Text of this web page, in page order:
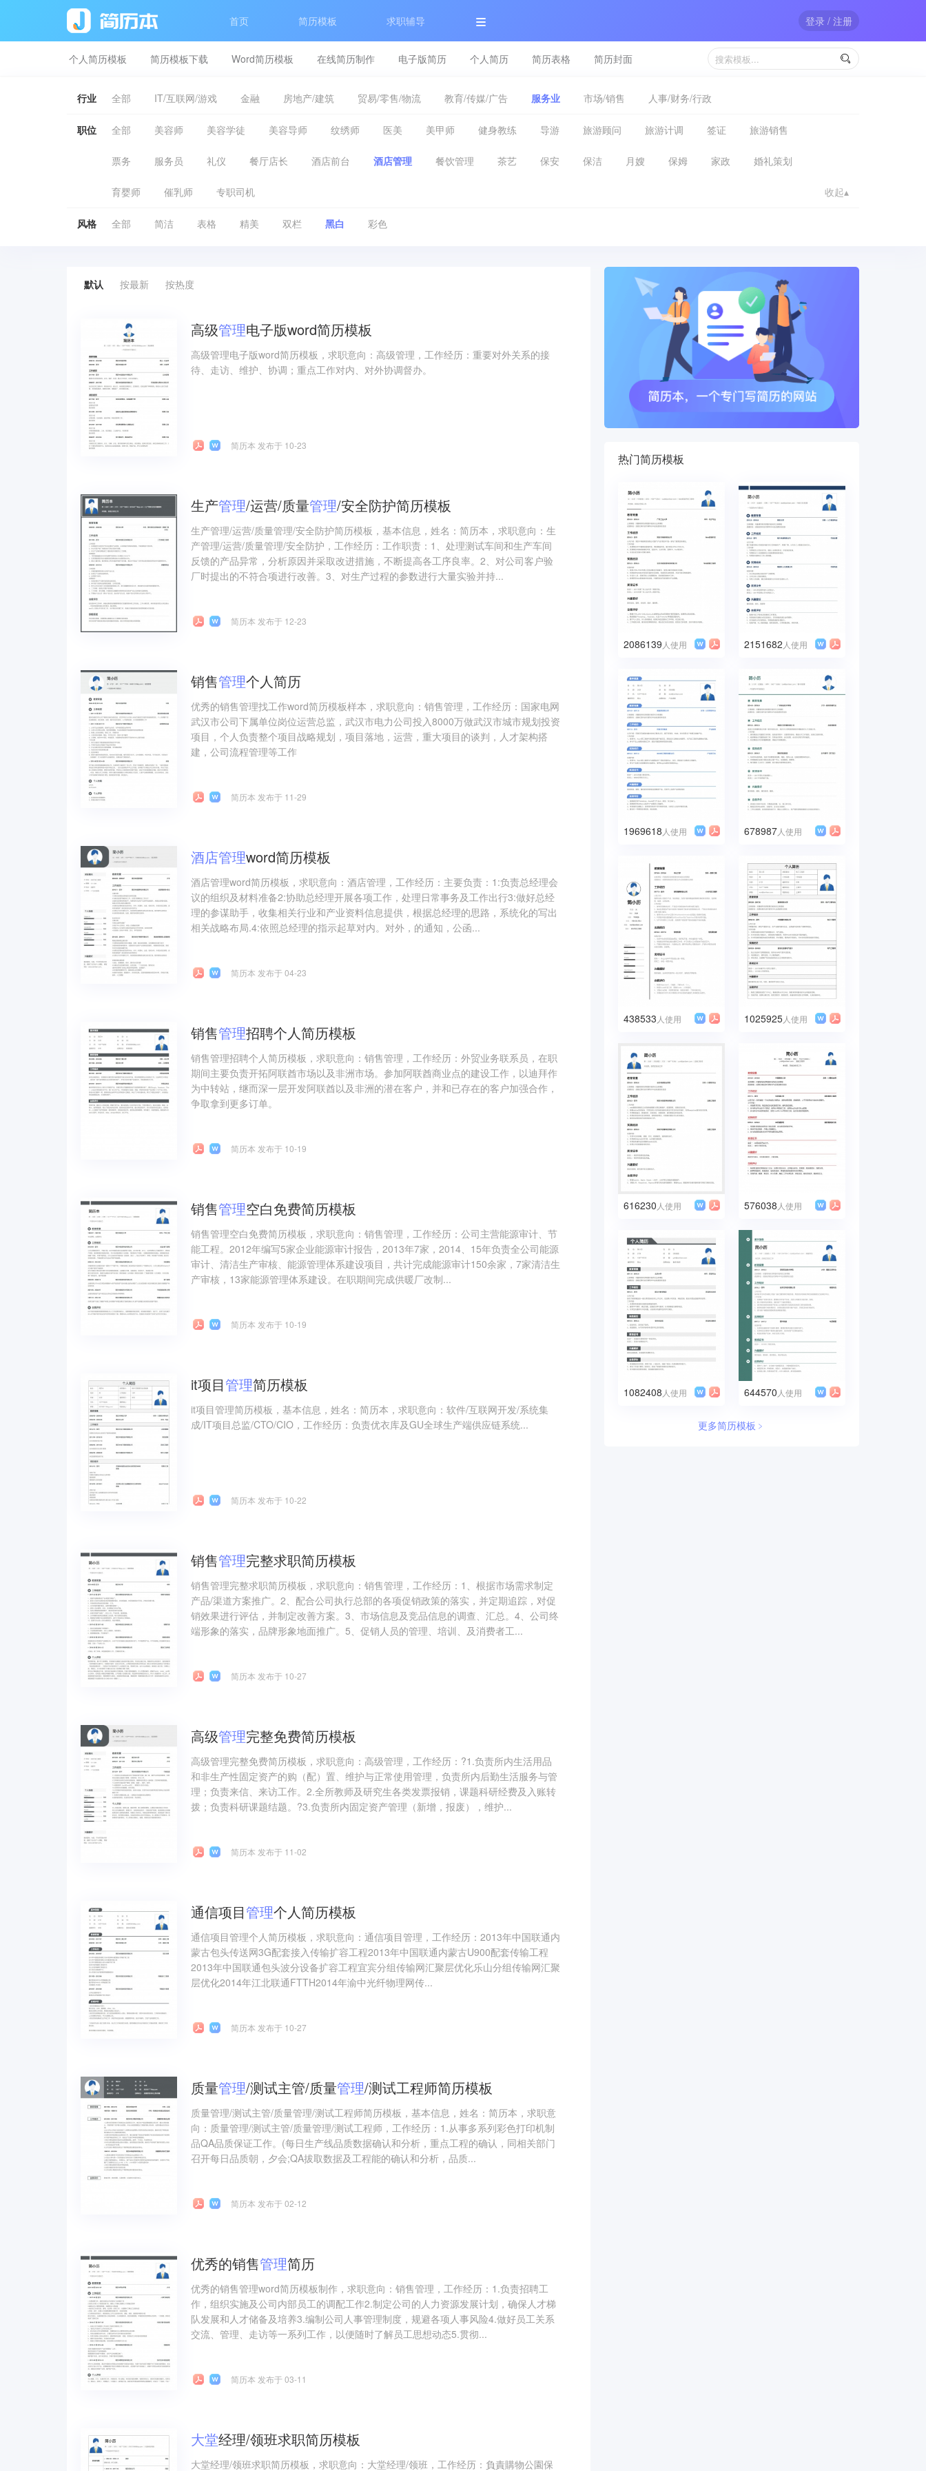
首页 简历模板 求职辅导 登录 / 注册
个人简历模板 简历模板下载 Word简历模板 在线简历制作 电子版简历 个人简历 简历表格 简历封面 
行业 全部 IT/互联网/游戏 金融 房地产/建筑 贸易/零售/物流 教育/传媒/广告 服务业 市场/销售 人事/财务/行政
职位 全部 美容师 美容学徒 美容导师 纹绣师 医美 美甲师 健身教练 导游 旅游顾问 旅游计调 签证 旅游销售
票务 服务员 礼仪 餐厅店长 酒店前台 酒店管理 餐饮管理 茶艺 保安 保洁 月嫂 保姆 家政 婚礼策划
育婴师 催乳师 专职司机 收起▴
风格 全部 简洁 表格 精美 双栏 黑白 彩色
默认 按最新 按热度
高级管理电子版word简历模板
高级管理电子版word简历模板，求职意向：高级管理，工作经历：重要对外关系的接
待、走访、维护、协调；重点工作对内、对外协调督办。
简历本 发布于 10-23
生产管理/运营/质量管理/安全防护简历模板
生产管理/运营/质量管理/安全防护简历模板，基本信息，姓名：简历本，求职意向：生
产管理/运营/质量管理/安全防护，工作经历：工作职责：1、处理测试车间和生产车间
反馈的产品异常，分析原因并采取改进措施，不断提高各工序良率。2、对公司客户验
厂时提出的不符合项进行改善。3、对生产过程的参数进行大量实验并持...
简历本 发布于 12-23
销售管理个人简历
优秀的销售管理找工作word简历模板样本，求职意向：销售管理，工作经历：国家电网
武汉市公司下属单位岗位运营总监，武汉市电力公司投入8000万做武汉市城市规划投资
项目，个人负责整个项目战略规划，项目落地，运营，重大项目的谈判，人才架构搭
建，公司流程管理等工作
简历本 发布于 11-29
酒店管理word简历模板
酒店管理word简历模板，求职意向：酒店管理，工作经历：主要负责：1:负责总经理会
议的组织及材料准备2:协助总经理开展各项工作，处理日常事务及工作出行3:做好总经
理的参谋助手，收集相关行业和产业资料信息提供，根据总经理的思路，系统化的写出
相关战略布局.4:依照总经理的指示起草对内。对外，的通知，公函...
简历本 发布于 04-23
销售管理招聘个人简历模板
销售管理招聘个人简历模板，求职意向：销售管理，工作经历：外贸业务联系员，在职
期间主要负责开拓阿联酋市场以及非洲市场。参加阿联酋商业点的建设工作，以迪拜作
为中转站，继而深一层开发阿联酋以及非洲的潜在客户，并和已存在的客户加强合作，
争取拿到更多订单。
简历本 发布于 10-19
销售管理空白免费简历模板
销售管理空白免费简历模板，求职意向：销售管理，工作经历：公司主营能源审计、节
能工程。2012年编写5家企业能源审计报告，2013年7家，2014、15年负责全公司能源
审计、清洁生产审核、能源管理体系建设项目，共计完成能源审计150余家，7家清洁生
产审核，13家能源管理体系建设。在职期间完成供暖厂改制...
简历本 发布于 10-19
it项目管理简历模板
it项目管理简历模板，基本信息，姓名：简历本，求职意向：软件/互联网开发/系统集
成/IT项目总监/CTO/CIO，工作经历：负责优衣库及GU全球生产端供应链系统...
简历本 发布于 10-22
销售管理完整求职简历模板
销售管理完整求职简历模板，求职意向：销售管理，工作经历：1、根据市场需求制定
产品/渠道方案推广。2、配合公司执行总部的各项促销政策的落实，并定期追踪，对促
销效果进行评估，并制定改善方案。3、市场信息及竞品信息的调查、汇总。4、公司终
端形象的落实，品牌形象地面推广。5、促销人员的管理、培训、及消费者工...
简历本 发布于 10-27
高级管理完整免费简历模板
高级管理完整免费简历模板，求职意向：高级管理，工作经历：?1.负责所内生活用品
和非生产性固定资产的购（配）置、维护与正常使用管理，负责所内后勤生活服务与管
理；负责来信、来访工作。2.全所教师及研究生各类发票报销，课题科研经费及入账转
拨；负责科研课题结题。?3.负责所内固定资产管理（新增，报废），维护...
简历本 发布于 11-02
通信项目管理个人简历模板
通信项目管理个人简历模板，求职意向：通信项目管理，工作经历：2013年中国联通内
蒙古包头传送网3G配套接入传输扩容工程2013年中国联通内蒙古U900配套传输工程
2013年中国联通包头波分设备扩容工程宜宾分组传输网汇聚层优化乐山分组传输网汇聚
层优化2014年江北联通FTTH2014年渝中光纤物理网传...
简历本 发布于 10-27
质量管理/测试主管/质量管理/测试工程师简历模板
质量管理/测试主管/质量管理/测试工程师简历模板，基本信息，姓名：简历本，求职意
向：质量管理/测试主管/质量管理/测试工程师，工作经历：1.从事多系列彩色打印机制
品QA品质保证工作。(每日生产线品质数据确认和分析，重点工程的确认，同相关部门
召开每日品质朝，夕会;QA拔取数据及工程能的确认和分析，品质...
简历本 发布于 02-12
优秀的销售管理简历
优秀的销售管理word简历模板制作，求职意向：销售管理，工作经历：1.负责招聘工
作，组织实施及公司内部员工的调配工作2.制定公司的人力资源发展计划，确保人才梯
队发展和人才储备及培养3.编制公司人事管理制度，规避各项人事风险4.做好员工关系
交流、管理、走访等一系列工作，以便随时了解员工思想动态5.贯彻...
简历本 发布于 03-11
大堂经理/领班求职简历模板
大堂经理/领班求职简历模板，求职意向：大堂经理/领班，工作经历：負責購物公園保
热门简历模板
2086139 人使用 2151682 人使用
1969618 人使用 678987人使用
438533 人使用 1025925人使用
616230 人使用 576038 人使用
1082408人使用 644570人使用
更多简历模板﹥